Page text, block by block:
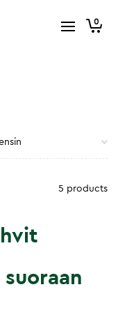
0
5 products